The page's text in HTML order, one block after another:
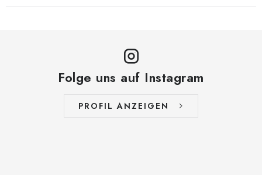
Folge uns auf Instagram
PROFIL ANZEIGEN